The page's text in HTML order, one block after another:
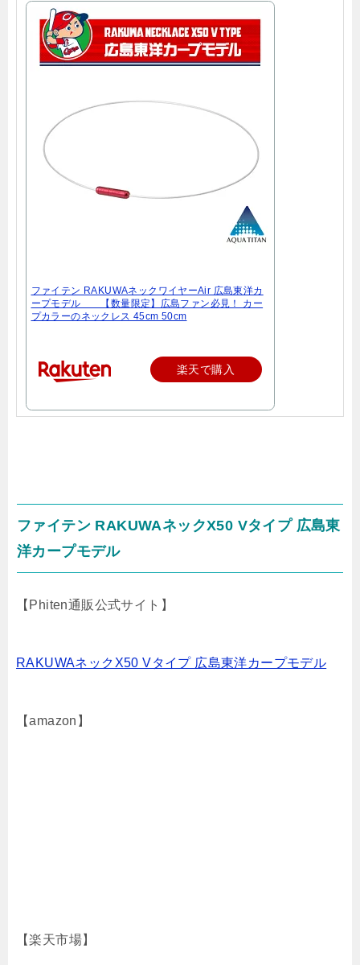
ファイテン RAKUWAネックワイヤーAir 広島東洋カ
ープモデル 【数量限定】広島ファン必見！ カー
プカラーのネックレス 45cm 50cm
楽天で購入
ファイテン RAKUWAネックX50 Vタイプ 広島東
洋カープモデル
【Phiten通販公式サイト】
RAKUWAネックX50 Vタイプ 広島東洋カープモデル
【amazon】
【楽天市場】